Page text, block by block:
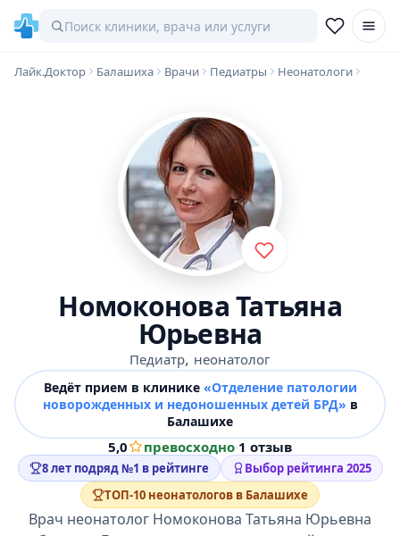
Лайк.Доктор Балашиха Врачи Педиатры Неонатологи
Номоконова Татьяна
Юрьевна
Педиатр, неонатолог
Ведёт прием в клинике «Отделение патологии
новорожденных и недоношенных детей БРД» в
Балашихе
5,0 превосходно·1 отзыв
8 лет подряд №1 в рейтинге
Выбор рейтинга 2025
ТОП-10 неонатологов в Балашихе
Врач неонатолог Номоконова Татьяна Юрьевна